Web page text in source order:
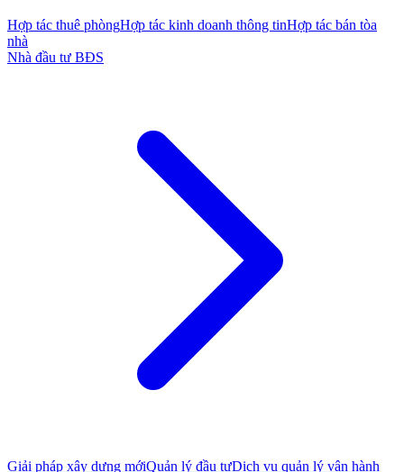
Hợp tác thuê phòngHợp tác kinh doanh thông tinHợp tác bán tòa
nhà
Nhà đầu tư BĐS
Giải pháp xây dựng mớiQuản lý đầu tưDịch vụ quản lý vận hành